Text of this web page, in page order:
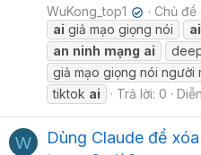
WuKong_top1 ✔ Chủ đề
ai giả mạo giọng nói ai
an ninh mạng ai
giả mạo giọng nói người
tiktok ai Trả lời: 0
W
Dùng Claude để